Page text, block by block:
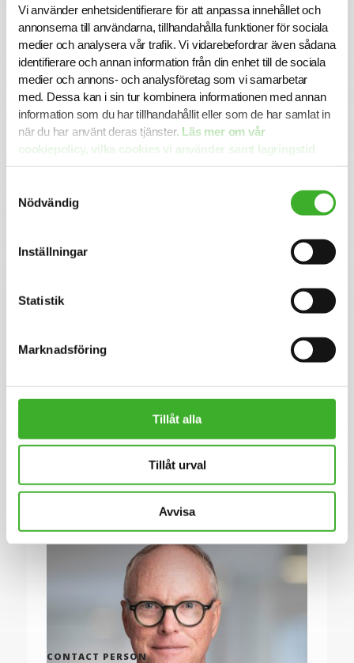
Vi använder enhetsidentifierare för att anpassa innehållet och
annonserna till användarna, tillhandahålla funktioner för sociala
medier och analysera vår trafik. Vi vidarebefordrar även sådana
identifierare och annan information från din enhet till de sociala
medier och annons- och analysföretag som vi samarbetar
med. Dessa kan i sin tur kombinera informationen med annan
information som du har tillhandahållit eller som de har samlat in
när du har använt deras tjänster. Läs mer om vår
cookiepolicy, vilka cookies vi använder samt lagringstid
här.
Nödvändig
Inställningar
Statistik
Marknadsföring
Tillåt alla
Tillåt urval
Avvisa
Swedsecs vision är att stärka kompetensen och
kundskyddet i finansbranschen.
Ansökan
I denna rekrytering samarbetar SwedSec med SJR
Executive Search. För mer information är du välkommen
att kontakta Seniorkonsult Hendrik Dahlgren på 070-471
59 03. Urval och intervjuer sker löpande så vänta inte med
din ansökan. Alla ansökningar och kontakter hanteras
konfidentiellt.
SJR Executive Search är en del av SJR, ett av Sveriges
ledande och mest erfarna bolag inom rekrytering och
talanger på högsta nivå – människor som på riktigt gör
skillnad i krävande miljöer. Vår vision är att genomföra
SJR Executive Search grundades 2008 och är en del av
North.
CONTACT PERSON